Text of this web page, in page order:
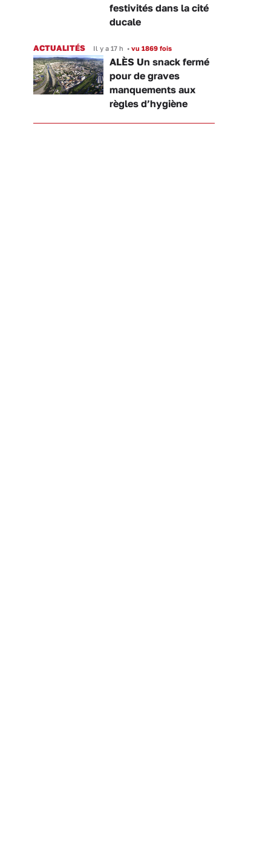
festivités dans la cité
ducale
ACTUALITÉS Il y a 17 h • vu 1869 fois
ALÈS Un snack fermé
pour de graves
manquements aux
règles d’hygiène